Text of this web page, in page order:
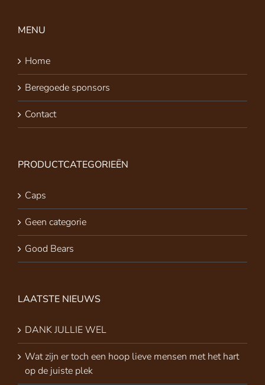
MENU
Home
Beregoede sponsors
Contact
PRODUCTCATEGORIEËN
Caps
Geen categorie
Good Bears
LAATSTE NIEUWS
DANK JULLIE WEL
Wat zijn er toch een hoop lieve mensen met het hart
op de juiste plek